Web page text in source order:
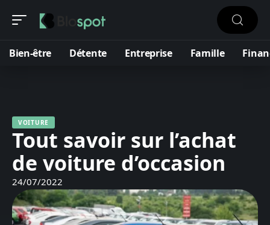
Bien-être Détente Entreprise Famille
VOITURE
Tout savoir sur l’achat
de voiture d’occasion
24/07/2022